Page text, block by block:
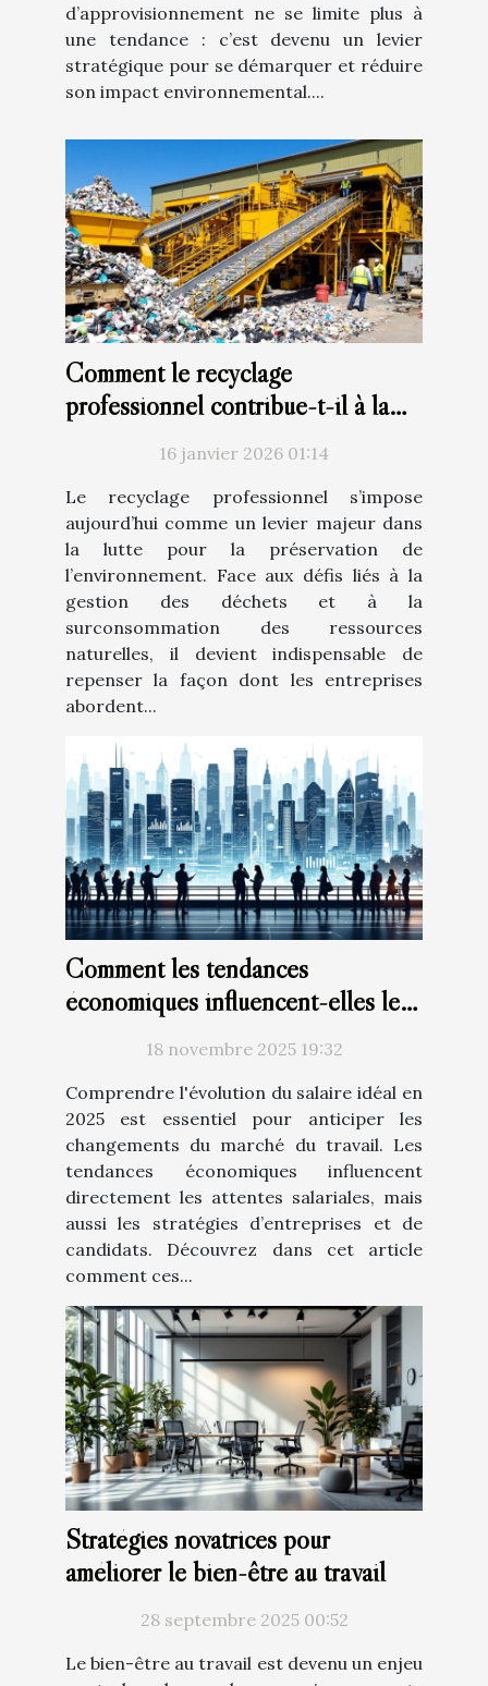
d’approvisionnement ne se limite plus à
une tendance : c’est devenu un levier
stratégique pour se démarquer et réduire
son impact environnemental....
Comment le recyclage
professionnel contribue-t-il à la
16 janvier 2026 01:14
Le recyclage professionnel s’impose
aujourd’hui comme un levier majeur dans
la lutte pour la préservation de
l’environnement. Face aux défis liés à la
gestion des déchets et à la
surconsommation des ressources
naturelles, il devient indispensable de
repenser la façon dont les entreprises
abordent...
Comment les tendances
économiques influencent-elles le
salaire idéal en 2025 ?
18 novembre 2025 19:32
Comprendre l'évolution du salaire idéal en
2025 est essentiel pour anticiper les
changements du marché du travail. Les
tendances économiques influencent
directement les attentes salariales, mais
aussi les stratégies d’entreprises et de
candidats. Découvrez dans cet article
comment ces...
Stratégies novatrices pour
améliorer le bien-être au travail
28 septembre 2025 00:52
Le bien-être au travail est devenu un enjeu